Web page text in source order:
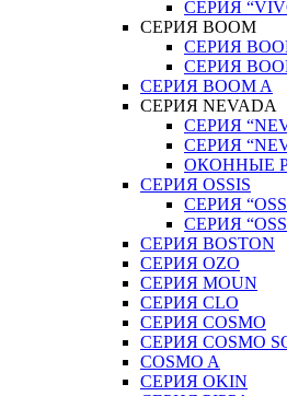
СЕРИЯ
СЕРИЯ ВOOM
СЕРИЯ
СЕРИЯ
СЕРИЯ ВOOM A
СЕРИЯ NEVADA
СЕРИЯ
СЕРИЯ
ОКОННЫЕ
СЕРИЯ OSSIS
СЕРИЯ
СЕРИЯ
СЕРИЯ ВOSTON
CЕРИЯ OZO
СЕРИЯ MOUN
СЕРИЯ CLO
СЕРИЯ COSMO
СЕРИЯ COSMO
COSMO A
СЕРИЯ OKIN